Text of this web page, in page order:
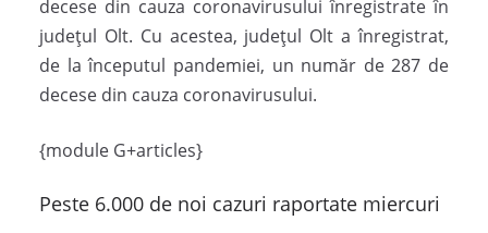
decese din cauza coronavirusului înregistrate în
județul Olt. Cu acestea, județul Olt a înregistrat,
de la începutul pandemiei, un număr de 287 de
decese din cauza coronavirusului.
{module G+articles}
Peste 6.000 de noi cazuri raportate miercuri